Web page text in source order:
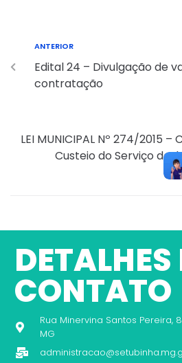
ANTERIOR
Edital 24 – Divulgação de
contratação
LEI MUNICIPAL Nº 274/2015
Custeio do Serviço de
DETALHES
CONTATO
Rua Minervina Santos Pereira,
MG